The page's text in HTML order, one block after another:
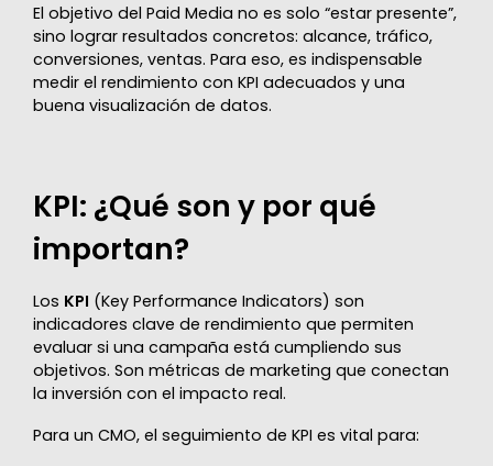
El objetivo del Paid Media no es solo “estar presente”,
sino lograr resultados concretos: alcance, tráfico,
conversiones, ventas. Para eso, es indispensable
medir el rendimiento con KPI adecuados y una
buena visualización de datos.
KPI: ¿Qué son y por qué
importan?
Los KPI (Key Performance Indicators) son
indicadores clave de rendimiento que permiten
evaluar si una campaña está cumpliendo sus
objetivos. Son métricas de marketing que conectan
la inversión con el impacto real.
Para un CMO, el seguimiento de KPI es vital para: